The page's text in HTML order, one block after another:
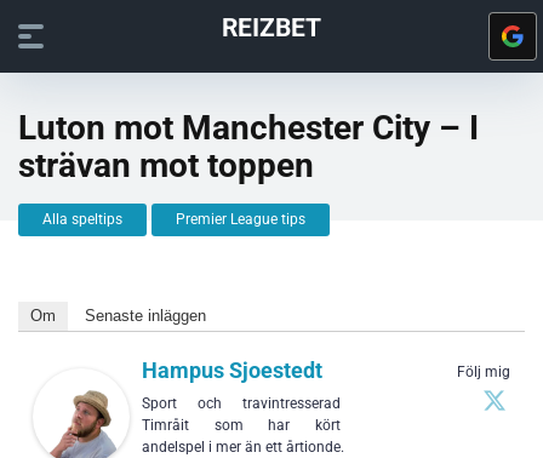
REIZBET
Luton mot Manchester City – I
strävan mot toppen
Alla speltips Premier League tips
Om Senaste inläggen
Följ mig
Hampus Sjoestedt
Sport och travintresserad
Timråit som har kört
andelspel i mer än ett årtionde.